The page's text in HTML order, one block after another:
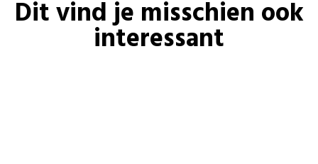
Dit vind je misschien ook
interessant